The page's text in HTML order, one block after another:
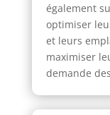
également
optimiser
et leurs
maximiser
demande